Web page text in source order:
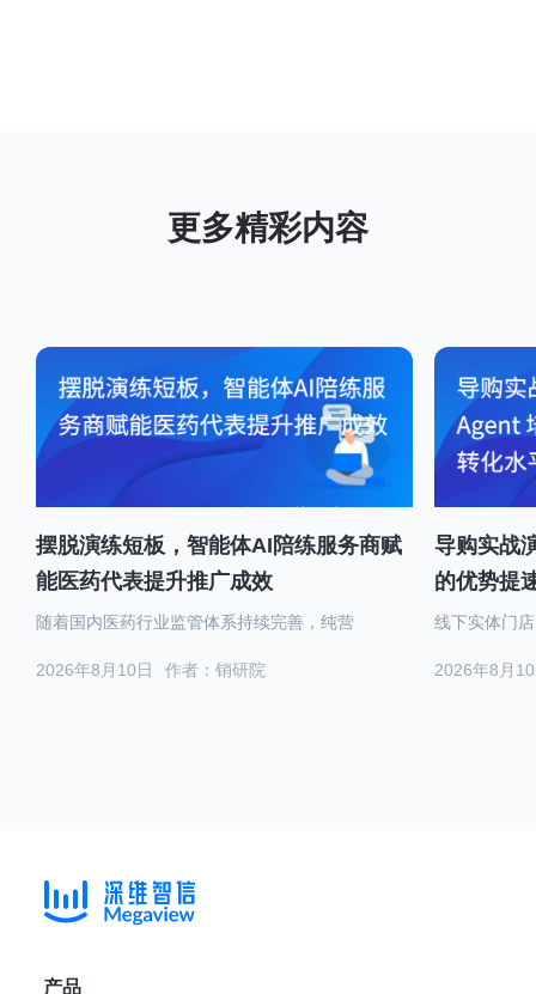
摆脱演练短板，智能体AI陪练服务商赋
能医药代表提升推广成效
作者：销研院
2026年8月10日
随着国内医药行业监管体系持续完善，纯营
导购实战
的优势提
2026年8月
线下实体门
产品